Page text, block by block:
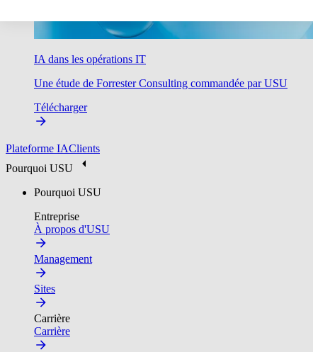
IA dans les opérations IT
Une étude de Forrester Consulting commandée par USU
Télécharger
Plateforme IAClients
Pourquoi USU
Pourquoi USU
Entreprise
À propos d'USU
Management
Sites
Carrière
Carrière